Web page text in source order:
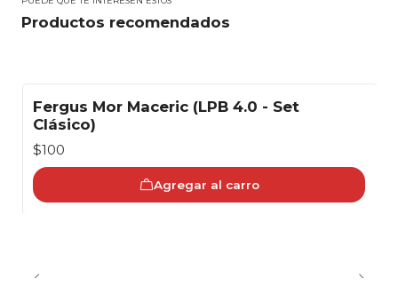
Productos recomendados
Fergus Mor Maceric (LPB 4.0 - Set
Clásico)
$100
Agregar al carro